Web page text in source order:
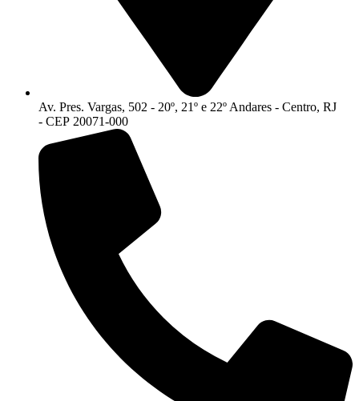
Av. Pres. Vargas, 502 - 20º, 21º e 22º Andares - Centro, RJ
- CEP 20071-000